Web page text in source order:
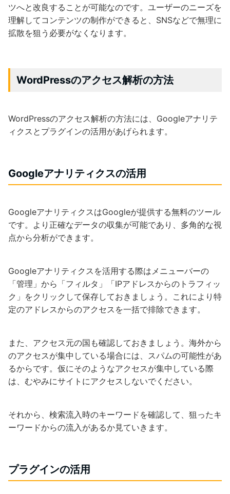
ツへと改良することが可能なのです。ユーザーのニーズを
理解してコンテンツの制作ができると、SNSなどで無理に
拡散を狙う必要がなくなります。
WordPressのアクセス解析の方法
WordPressのアクセス解析の方法には、Googleアナリテ
ィクスとプラグインの活用があげられます。
Googleアナリティクスの活用
GoogleアナリティクスはGoogleが提供する無料のツール
です。より正確なデータの収集が可能であり、多角的な視
点から分析ができます。
Googleアナリティクスを活用する際はメニューバーの
「管理」から「フィルタ」「IPアドレスからのトラフィッ
ク」をクリックして保存しておきましょう。これにより特
定のアドレスからのアクセスを一括で排除できます。
また、アクセス元の国も確認しておきましょう。海外から
のアクセスが集中している場合には、スパムの可能性があ
るからです。仮にそのようなアクセスが集中している際
は、むやみにサイトにアクセスしないでください。
それから、検索流入時のキーワードを確認して、狙ったキ
ーワードからの流入があるか見ていきます。
プラグインの活用